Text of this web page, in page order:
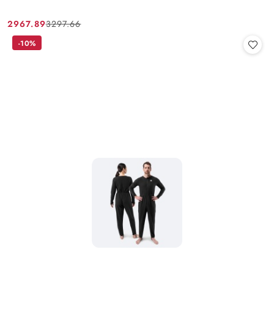
Cena
promocyjna:
2967.89
Cena
przed
3297.66
-10%